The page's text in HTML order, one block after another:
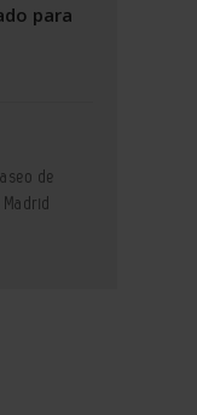
para
de